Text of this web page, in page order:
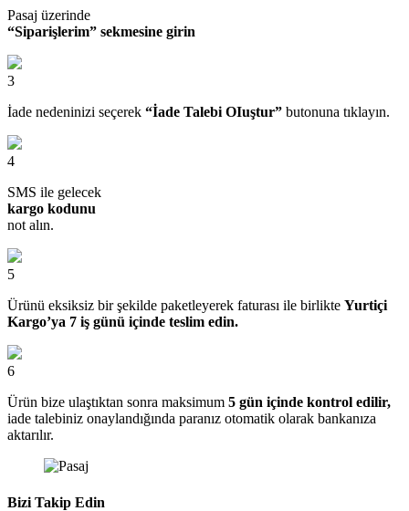
Pasaj üzerinde
“Siparişlerim” sekmesine girin
3
İade nedeninizi seçerek “İade Talebi OIuştur” butonuna tıklayın.
4
SMS ile gelecek
kargo kodunu
not alın.
5
Ürünü eksiksiz bir şekilde paketleyerek faturası ile birlikte Yurtiçi
Kargo’ya 7 iş günü içinde teslim edin.
6
Ürün bize ulaştıktan sonra maksimum 5 gün içinde kontrol edilir,
iade talebiniz onaylandığında paranız otomatik olarak bankanıza
aktarılır.
Bizi Takip Edin